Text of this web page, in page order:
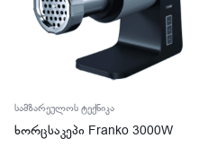
სამზარეულოს ტექნიკა
ხორცსაკეპი Franko 3000W